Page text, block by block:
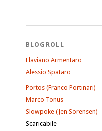
BLOGROLL
Flaviano Armentaro
Alessio Spataro
Portos (Franco Portinari)
Marco Tonus
Slowpoke (Jen Sorensen)
Scaricabile